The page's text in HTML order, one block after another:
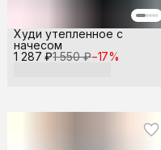
1 287 ₽1 550 ₽−17%
Худи утепленное с
начесом